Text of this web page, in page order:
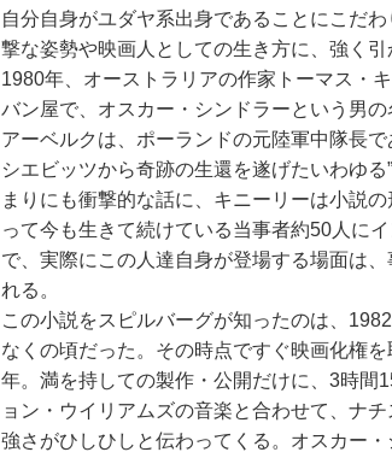
自分自身がユダヤ系出身であることにこだ
撃な姿勢や映画人としての生き方に、強く引
1980年、オーストラリアの作家トーマス・
バン屋で、オスカー・シンドラーという男
アーベルクは、ポーランドの元陸軍中隊長
シエビッツから奇跡の生還を遂げたいわゆ
まりにも衝撃的な話に、キニーリーは小説
って今も生きて続けている当事者約50人に
で、実際にこの人達自身が登場する場面は
れる。
この小説をスピルバーグが知ったのは、
なくの頃だった。その時点ですぐ映画化権
年。満を持しての製作・公開だけに、3時間
ョン・ウイリアムズの音楽と合わせて、ナ
強さがひしひしと伝わってくる。オスカー